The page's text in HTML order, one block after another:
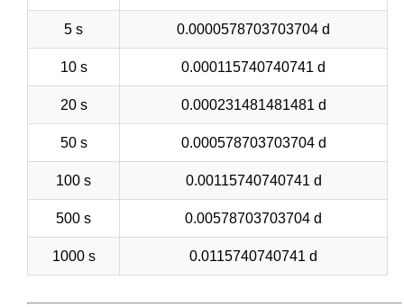
5 s 0.0000578703703704 d
10 s 0.000115740740741 d
20 s 0.000231481481481 d
50 s 0.000578703703704 d
100 s 0.00115740740741 d
500 s 0.00578703703704 d
1000 s 0.0115740740741 d